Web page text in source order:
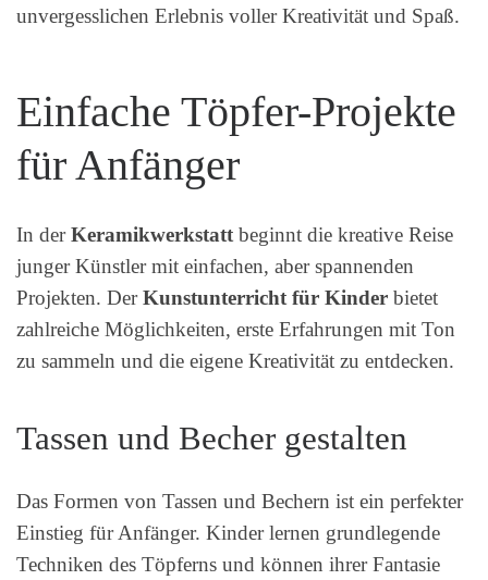
unvergesslichen Erlebnis voller Kreativität und Spaß.
Einfache Töpfer-Projekte
für Anfänger
In derKeramikwerkstatt beginnt die kreative Reise
junger Künstler mit einfachen, aber spannenden
Projekten. DerKunstunterricht für Kinder bietet
zahlreiche Möglichkeiten, erste Erfahrungen mit Ton
zu sammeln und die eigene Kreativität zu entdecken.
Tassen und Becher gestalten
Das Formen von Tassen und Bechern ist ein perfekter
Einstieg für Anfänger. Kinder lernen grundlegende
Techniken des Töpferns und können ihrer Fantasie